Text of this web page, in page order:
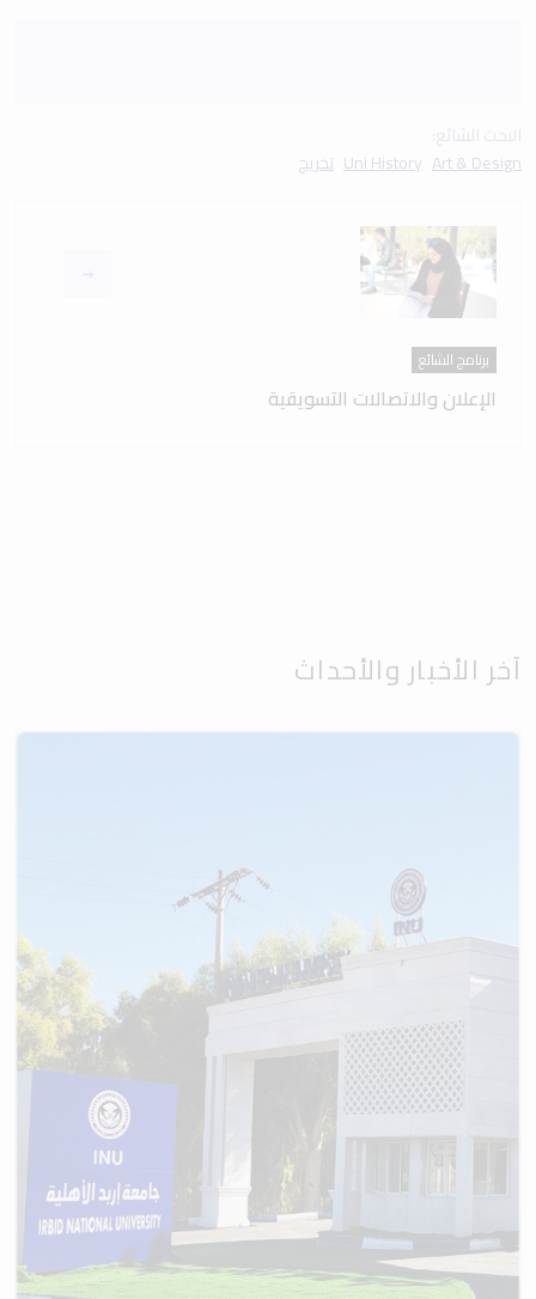
Art & Design
Uni History تخريج
برنامج الشائع
الإعلان والاتصالات التسويقية
آخر الأخبار والأحداث